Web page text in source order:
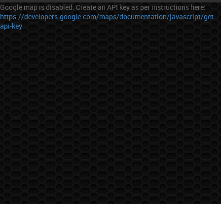
Google map is disabled. Create an API key as per instructions here:
https://developers.google.com/maps/documentation/javascript/get-
api-key